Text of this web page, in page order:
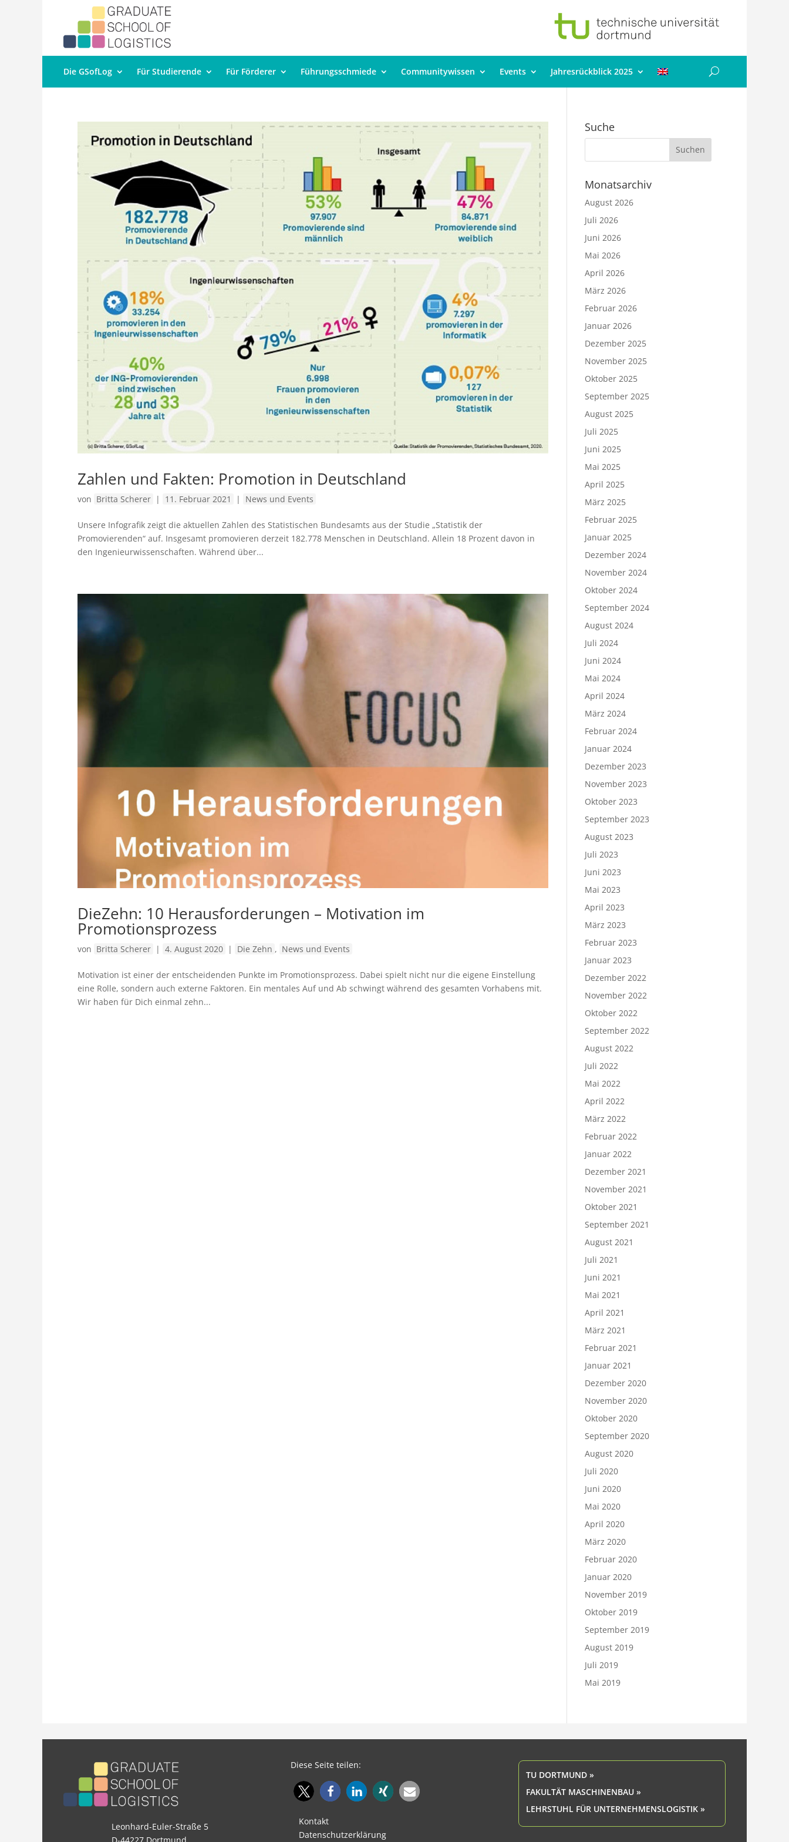
Die GSofLog Für Studierende Für Förderer Führungsschmiede Communitywissen Events Jahresrückblick 2025
Zahlen und Fakten: Promotion in Deutschland
von Britta Scherer | 11. Februar 2021 | News und Events
Unsere Infografik zeigt die aktuellen Zahlen des Statistischen Bundesamts aus der Studie „Statistik der
Promovierenden“ auf. Insgesamt promovieren derzeit 182.778 Menschen in Deutschland. Allein 18 Prozent davon in
den Ingenieurwissenschaften. Während über...
DieZehn: 10 Herausforderungen – Motivation im
Promotionsprozess
von Britta Scherer | 4. August 2020 | Die Zehn , News und Events
Motivation ist einer der entscheidenden Punkte im Promotionsprozess. Dabei spielt nicht nur die eigene Einstellung
eine Rolle, sondern auch externe Faktoren. Ein mentales Auf und Ab schwingt während des gesamten Vorhabens mit.
Wir haben für Dich einmal zehn...
Suche
Monatsarchiv
August 2026
Juli 2026
Juni 2026
Mai 2026
April 2026
März 2026
Februar 2026
Januar 2026
Dezember 2025
November 2025
Oktober 2025
September 2025
August 2025
Juli 2025
Juni 2025
Mai 2025
April 2025
März 2025
Februar 2025
Januar 2025
Dezember 2024
November 2024
Oktober 2024
September 2024
August 2024
Juli 2024
Juni 2024
Mai 2024
April 2024
März 2024
Februar 2024
Januar 2024
Dezember 2023
November 2023
Oktober 2023
September 2023
August 2023
Juli 2023
Juni 2023
Mai 2023
April 2023
März 2023
Februar 2023
Januar 2023
Dezember 2022
November 2022
Oktober 2022
September 2022
August 2022
Juli 2022
Mai 2022
April 2022
März 2022
Februar 2022
Januar 2022
Dezember 2021
November 2021
Oktober 2021
September 2021
August 2021
Juli 2021
Juni 2021
Mai 2021
April 2021
März 2021
Februar 2021
Januar 2021
Dezember 2020
November 2020
Oktober 2020
September 2020
August 2020
Juli 2020
Juni 2020
Mai 2020
April 2020
März 2020
Februar 2020
Januar 2020
November 2019
Oktober 2019
September 2019
August 2019
Juli 2019
Mai 2019
Leonhard-Euler-Straße 5
D-44227 Dortmund
Diese Seite teilen:
Kontakt
Datenschutzerklärung
TU DORTMUND »
FAKULTÄT MASCHINENBAU »
LEHRSTUHL FÜR UNTERNEHMENSLOGISTIK »